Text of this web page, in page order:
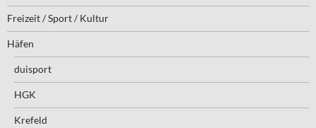
Freizeit / Sport / Kultur
Häfen
duisport
HGK
Krefeld